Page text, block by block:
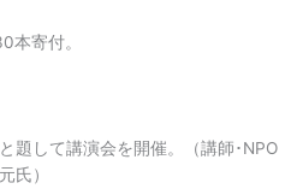
本寄付。
題して講演会を開催。（講師･NPO
氏）